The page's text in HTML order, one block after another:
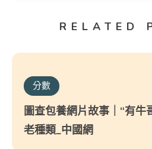
RELATED
分數
圖查包養網片故事｜“有牛
老種類_中國網